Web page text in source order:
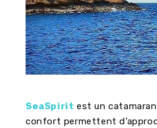
SeaSpirit est un
confort permettent